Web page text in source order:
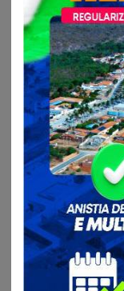
demais atividades
aos recursos
publicação de
controle do
pelo Prefeito; a
coordenação de
trabalho, ao bem-
Prefeitura; o
entidades da
transferidos para
a manutenção e
permanente dos
Prefeitura; a
Orçamentárias, do
orçamentária em